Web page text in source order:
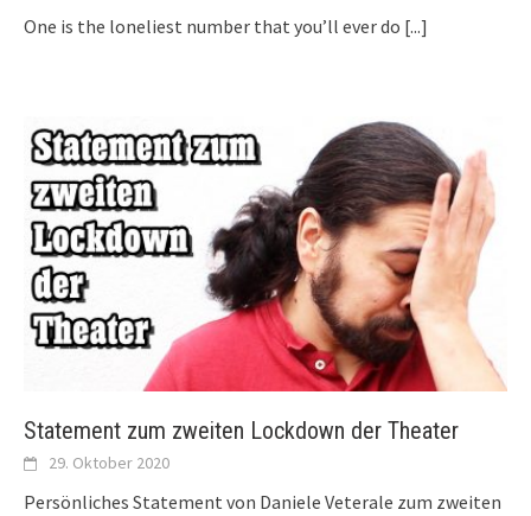
One is the loneliest number that you’ll ever do [...]
Statement zum zweiten Lockdown der Theater
29. Oktober 2020
Persönliches Statement von Daniele Veterale zum zweiten